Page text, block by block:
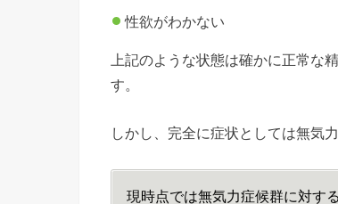
性欲がわかない
上記のような状態は確かに正常な
す。
しかし、完全に症状としては無気
現時点では無気力症候群に対す